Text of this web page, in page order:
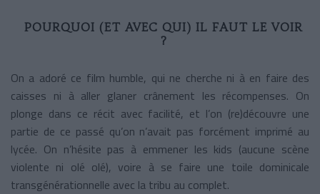
POURQUOI (ET AVEC QUI) IL FAUT LE VOIR
?
On a adoré ce film humble, qui ne cherche ni à en faire des
caisses ni à aller glaner crânement les récompenses. On
plonge dans ce récit avec facilité, et l’on (re)découvre une
partie de ce passé qu’on n’avait pas forcément imprimé au
lycée. On n’hésite pas à emmener les kids (aucune scène
violente ni olé olé), voire à se faire une toile dominicale
transgénérationnelle avec la tribu au complet.